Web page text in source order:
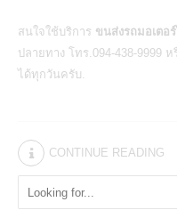
สนใจใช้บริการ ขนส่งรถมอเตอ
ปลายทาง โทร.094-438-9999
ได้ทุกวันครับ.
CONTINUE READING